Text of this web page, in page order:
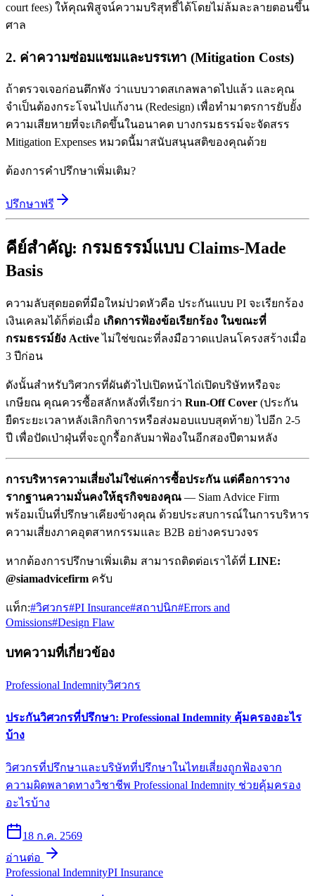
court fees) ให้คุณพิสูจน์ความบริสุทธิ์ได้โดยไม่ล้มละลายตอนขึ้น
ศาล
2. ค่าความซ่อมแซมและบรรเทา (Mitigation Costs)
ถ้าตรวจเจอก่อนตึกพัง ว่าแบบวาดสเกลพลาดไปแล้ว และคุณ
จำเป็นต้องกระโจนไปแก้งาน (Redesign) เพื่อทำมาตรการยับยั้ง
ความเสียหายที่จะเกิดขึ้นในอนาคต บางกรมธรรม์จะจัดสรร
Mitigation Expenses หมวดนี้มาสนับสนุนสติของคุณด้วย
ต้องการคำปรึกษาเพิ่มเติม?
ปรึกษาฟรี
คีย์สำคัญ: กรมธรรม์แบบ Claims-Made
Basis
ความลับสุดยอดที่มือใหม่ปวดหัวคือ ประกันแบบ PI จะเรียกร้อง
เงินเคลมได้ก็ต่อเมื่อ เกิดการฟ้องข้อเรียกร้อง ในขณะที่
กรมธรรม์ยัง Activeไม่ใช่ขณะที่ลงมือวาดแปลนโครงสร้างเมื่อ
3 ปีก่อน
ดังนั้นสำหรับวิศวกรที่ผันตัวไปเปิดหน้าไถ่เปิดบริษัทหรือจะ
เกษียณ คุณควรซื้อสลักหลังที่เรียกว่า Run-Off Cover (ประกัน
ยืดระยะเวลาหลังเลิกกิจการหรือส่งมอบแบบสุดท้าย) ไปอีก 2-5
ปี เพื่อปัดเป่าฝุ่นที่จะถูกรื้อกลับมาฟ้องในอีกสองปีตามหลัง
การบริหารความเสี่ยงไม่ใช่แค่การซื้อประกัน แต่คือการวาง
รากฐานความมั่นคงให้ธุรกิจของคุณ — Siam Advice Firm
พร้อมเป็นที่ปรึกษาเคียงข้างคุณ ด้วยประสบการณ์ในการบริหาร
ความเสี่ยงภาคอุตสาหกรรมและ B2B อย่างครบวงจร
หากต้องการปรึกษาเพิ่มเติม สามารถติดต่อเราได้ที่ LINE:
@siamadvicefirm ครับ
แท็ก:#วิศวกร#PI Insurance#สถาปนิก#Errors and
Omissions#Design Flaw
บทความที่เกี่ยวข้อง
Professional Indemnityวิศวกร
ประกันวิศวกรที่ปรึกษา: Professional Indemnity คุ้มครองอะไร
บ้าง
วิศวกรที่ปรึกษาและบริษัทที่ปรึกษาในไทยเสี่ยงถูกฟ้องจาก
ความผิดพลาดทางวิชาชีพ Professional Indemnity ช่วยคุ้มครอง
อะไรบ้าง
18 ก.ค. 2569
อ่านต่อ
Professional IndemnityPI Insurance